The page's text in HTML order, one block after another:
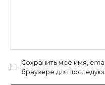
Сохранить моё имя,
браузере для